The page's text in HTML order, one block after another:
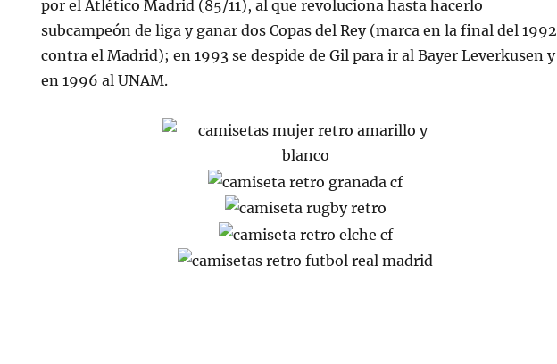
por el Atlético Madrid (85/11), al que revoluciona hasta hacerlo
subcampeón de liga y ganar dos Copas del Rey (marca en la final del 1992
contra el Madrid); en 1993 se despide de Gil para ir al Bayer Leverkusen y
en 1996 al UNAM.